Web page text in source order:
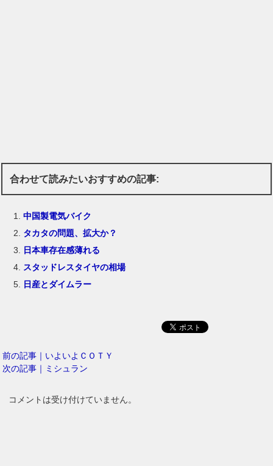
合わせて読みたいおすすめの記事:
中国製電気バイク
タカタの問題、拡大か？
日本車存在感薄れる
スタッドレスタイヤの相場
日産とダイムラー
前の記事｜いよいよＣＯＴＹ
次の記事｜ミシュラン
コメントは受け付けていません。